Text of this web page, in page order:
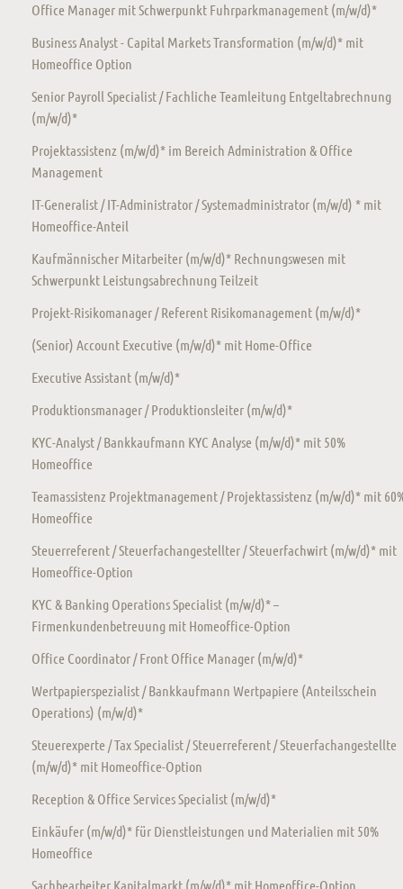
Office Manager mit Schwerpunkt Fuhrparkmanagement (m/w/d)*
Business Analyst - Capital Markets Transformation (m/w/d)* mit
Homeoffice Option
Senior Payroll Specialist / Fachliche Teamleitung Entgeltabrechnung
(m/w/d)*
Projektassistenz (m/w/d)* im Bereich Administration & Office
Management
IT-Generalist / IT-Administrator / Systemadministrator (m/w/d) * mit
Homeoffice-Anteil
Kaufmännischer Mitarbeiter (m/w/d)* Rechnungswesen mit
Schwerpunkt Leistungsabrechnung Teilzeit
Projekt-Risikomanager / Referent Risikomanagement (m/w/d)*
(Senior) Account Executive (m/w/d)* mit Home-Office
Executive Assistant (m/w/d)*
Produktionsmanager / Produktionsleiter (m/w/d)*
KYC-Analyst / Bankkaufmann KYC Analyse (m/w/d)* mit 50%
Homeoffice
Teamassistenz Projektmanagement / Projektassistenz (m/w/d)* mit
Homeoffice
Steuerreferent / Steuerfachangestellter / Steuerfachwirt (m/w/d)* mit
Homeoffice-Option
KYC & Banking Operations Specialist (m/w/d)* –
Firmenkundenbetreuung mit Homeoffice-Option
Office Coordinator / Front Office Manager (m/w/d)*
Wertpapierspezialist / Bankkaufmann Wertpapiere (Anteilsschein
Operations) (m/w/d)*
Steuerexperte / Tax Specialist / Steuerreferent / Steuerfachangestellte
(m/w/d)* mit Homeoffice-Option
Reception & Office Services Specialist (m/w/d)*
Einkäufer (m/w/d)* für Dienstleistungen und Materialien mit 50%
Homeoffice
Sachbearbeiter Kapitalmarkt (m/w/d)* mit Homeoffice-Option